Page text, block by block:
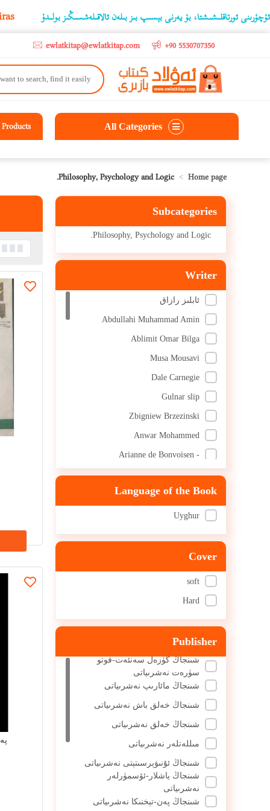
over 5,000 liras يەرنى بېسىپ بىز بىلەن ئالاقىلەشسىڭىز بولىدۇ
+90 5530707350
ewlatkitap@ewlatkitap.com
All Categories
Home page
Philosophy, Psychology and Logic.
Subcategories
Philosophy, Psychology and Logic.
Writer
ئابلىز رازاق
Abdullahi Muhammad Amin
Ablimit Omar Bilga
Musa Mousavi
Dale Carnegie
Gulnar slip
Zbigniew Brzezinski
Anwar Mohammed
- Arianne de Bonvoisen
Photo by Stephen Covey.
Charles Hanaire
Harry H. Balkin.
Abdullahi Muhammad Amin
Ahmadjan Ismail
Zulfikar Bharat Ozbas
Zhu Hejun
Venerable Abdurrahman Fikrat
Napoleon Hyol (USA)
Socrates
Friedrich Nietzsche [Germany]
Dale Carnegie (United States)
Scott Peng [United States]
Roman. Pierre V (United States)
Farabi
Language of the Book
Uyghur
Cover
soft
Hard
Publisher
شىنجاڭ گۈزەل سەنئەت-فوتو
سۈرەت نەشرىياتى
شىنجاڭ مائارىپ نەشرىياتى
شىنجاڭ خەلق باش نەشرىياتى
شىنجاڭ خەلق نەشرىياتى
مىللەتلەر نەشرىياتى
شىنجاڭ ئۇنىۋېرسىتېتى نەشرىياتى
شىنجاڭ ياشلار-ئۆسمۈرلەر
نەشرىياتى
شىنجاڭ پەن-تېخنىكا نەشرىياتى